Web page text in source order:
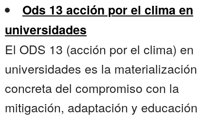
Ods 13 acción por el clima en
universidades
El ODS 13 (acción por el clima) en
universidades es la materialización
concreta del compromiso con la
mitigación, adaptación y educación